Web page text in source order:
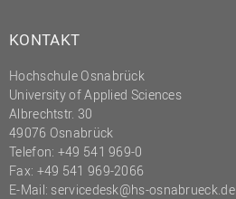
KONTAKT
Hochschule Osnabrück
University of Applied Sciences
Albrechtstr. 30
49076 Osnabrück
Telefon: +49 541 969-0
Fax: +49 541 969-2066
E-Mail: servicedesk@hs-osnabrueck.de